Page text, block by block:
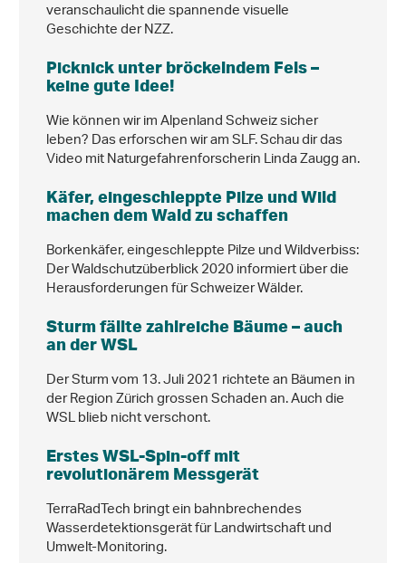
veranschaulicht die spannende visuelle
Geschichte der NZZ.
Picknick unter bröckelndem Fels –
keine gute Idee!
Wie können wir im Alpenland Schweiz sicher
leben? Das erforschen wir am SLF. Schau dir das
Video mit Naturgefahrenforscherin Linda Zaugg an.
Käfer, eingeschleppte Pilze und Wild
machen dem Wald zu schaffen
Borkenkäfer, eingeschleppte Pilze und Wildverbiss:
Der Waldschutzüberblick 2020 informiert über die
Herausforderungen für Schweizer Wälder.
Sturm fällte zahlreiche Bäume – auch
an der WSL
Der Sturm vom 13. Juli 2021 richtete an Bäumen in
der Region Zürich grossen Schaden an. Auch die
WSL blieb nicht verschont.
Erstes WSL-Spin-off mit
revolutionärem Messgerät
TerraRadTech bringt ein bahnbrechendes
Wasserdetektionsgerät für Landwirtschaft und
Umwelt-Monitoring.